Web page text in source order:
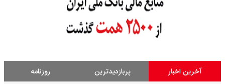
آخرین اخبار پربازدیدترین روزنامه